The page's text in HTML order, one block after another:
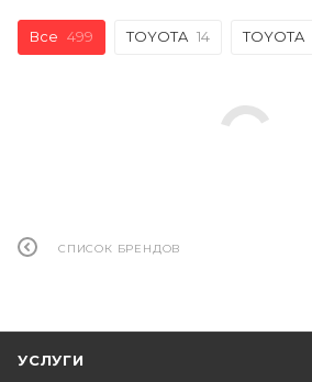
Все 499 TOYOTA 14 TOYOTA
СПИСОК БРЕНДОВ
УСЛУГИ